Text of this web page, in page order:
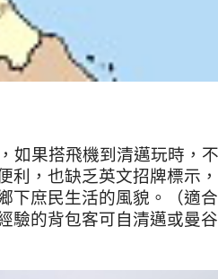
如果搭飛機到清邁玩時，
利，也缺乏英文招牌標示
下庶民生活的風貌。（適
的背包客可自清邁或曼谷